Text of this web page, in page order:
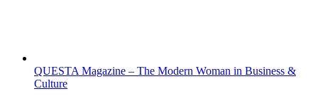
QUESTA Magazine – The Modern Woman in Business &
Culture